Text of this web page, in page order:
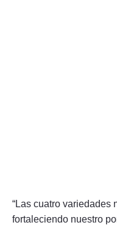
“Las cuatro variedades
fortaleciendo nuestro